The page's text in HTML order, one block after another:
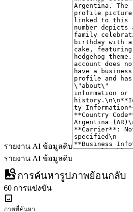
marketing or promotional activities.
: The account appears to be
an individual interested in cake decorating
The profile picture is a high-quality image
birthday with a hedgehog-themed cake,
interest in baking and celebrations.
The image has been widely shared across
platforms, indicating a possible interest in
No unusual or noteworthy findings beyond
รายงาน AI ข้อมูลดิบ
รายงาน AI ข้อมูลดิบ
การค้นหารูปภาพย้อนกลับ
60 การแข่งขัน
ภาพที่ค้นหา